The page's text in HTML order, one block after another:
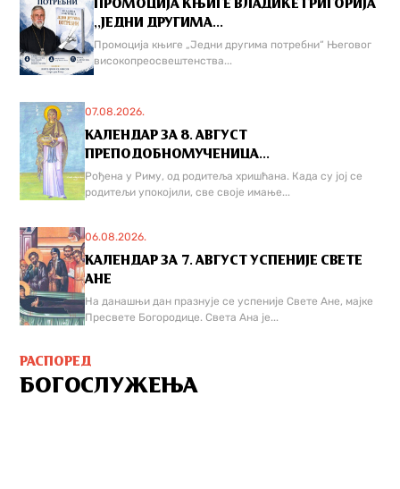
ПРОМОЦИЈА КЊИГЕ ВЛАДИКЕ ГРИГОРИЈА
,,ЈЕДНИ ДРУГИМА...
Промоција књиге „Једни другима потребни“ Његовог
високопреосвештенства...
07.08.2026.
КАЛЕНДАР ЗА 8. АВГУСТ
ПРЕПОДОБНОМУЧЕНИЦА...
Рођена у Риму, од родитеља хришћана. Када су јој се
родитељи упокојили, све своје имање...
06.08.2026.
КАЛЕНДАР ЗА 7. АВГУСТ УСПЕНИЈЕ СВЕТЕ
АНЕ
На данашњи дан празнује се успеније Свете Ане, мајке
Пресвете Богородице. Света Ана је...
РАСПОРЕД
БОГОСЛУЖЕЊА